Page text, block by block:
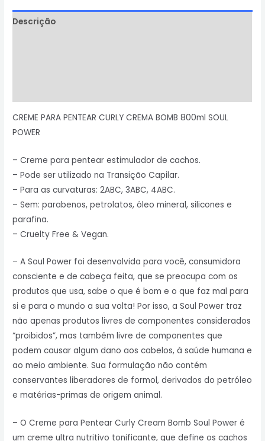
Descrição
CREME PARA PENTEAR CURLY CREMA BOMB 800ml SOUL
POWER
– Creme para pentear estimulador de cachos.
– Pode ser utilizado na Transição Capilar.
– Para as curvaturas: 2ABC, 3ABC, 4ABC.
– Sem: parabenos, petrolatos, óleo mineral, silicones e
parafina.
– Cruelty Free & Vegan.
– A Soul Power foi desenvolvida para você, consumidora
consciente e de cabeça feita, que se preocupa com os
produtos que usa, sabe o que é bom e o que faz mal para
si e para o mundo a sua volta! Por isso, a Soul Power traz
não apenas produtos livres de componentes considerados
“proibidos”, mas também livre de componentes que
podem causar algum dano aos cabelos, à saúde humana e
ao meio ambiente. Sua formulação não contém
conservantes liberadores de formol, derivados do petróleo
e matérias-primas de origem animal.
– O Creme para Pentear Curly Cream Bomb Soul Power é
um creme ultra nutritivo tonificante, que define os cachos